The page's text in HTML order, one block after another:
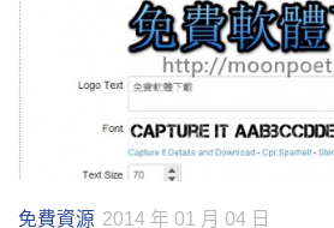
免費資源 2014 年 01 月 04 日